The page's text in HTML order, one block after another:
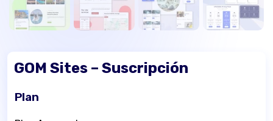
GOM Sites – Suscripción
Plan